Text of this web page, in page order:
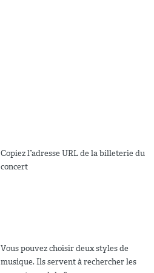
Copiez l”adresse URL de la billeterie du
concert
Vous pouvez choisir deux styles de
musique. Ils servent à rechercher les